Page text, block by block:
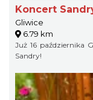
Koncert
Gliwice
6.79 km
Już 16 października
Sandry!